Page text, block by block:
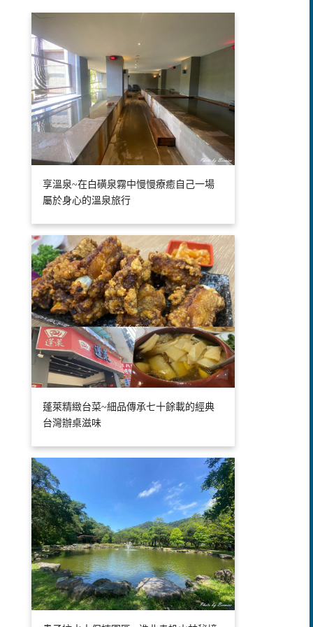
享溫泉~在白磺泉霧中慢慢療癒自己一場
屬於身心的溫泉旅行
蓬萊精緻台菜~細品傳承七十餘載的經典
台灣辦桌滋味